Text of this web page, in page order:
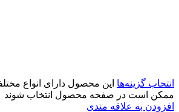
انتخاب گزینه‌ها این محصول دارای انواع
ممکن است در صفحه محصول انتخاب شوند
افزودن به علاقه مندی